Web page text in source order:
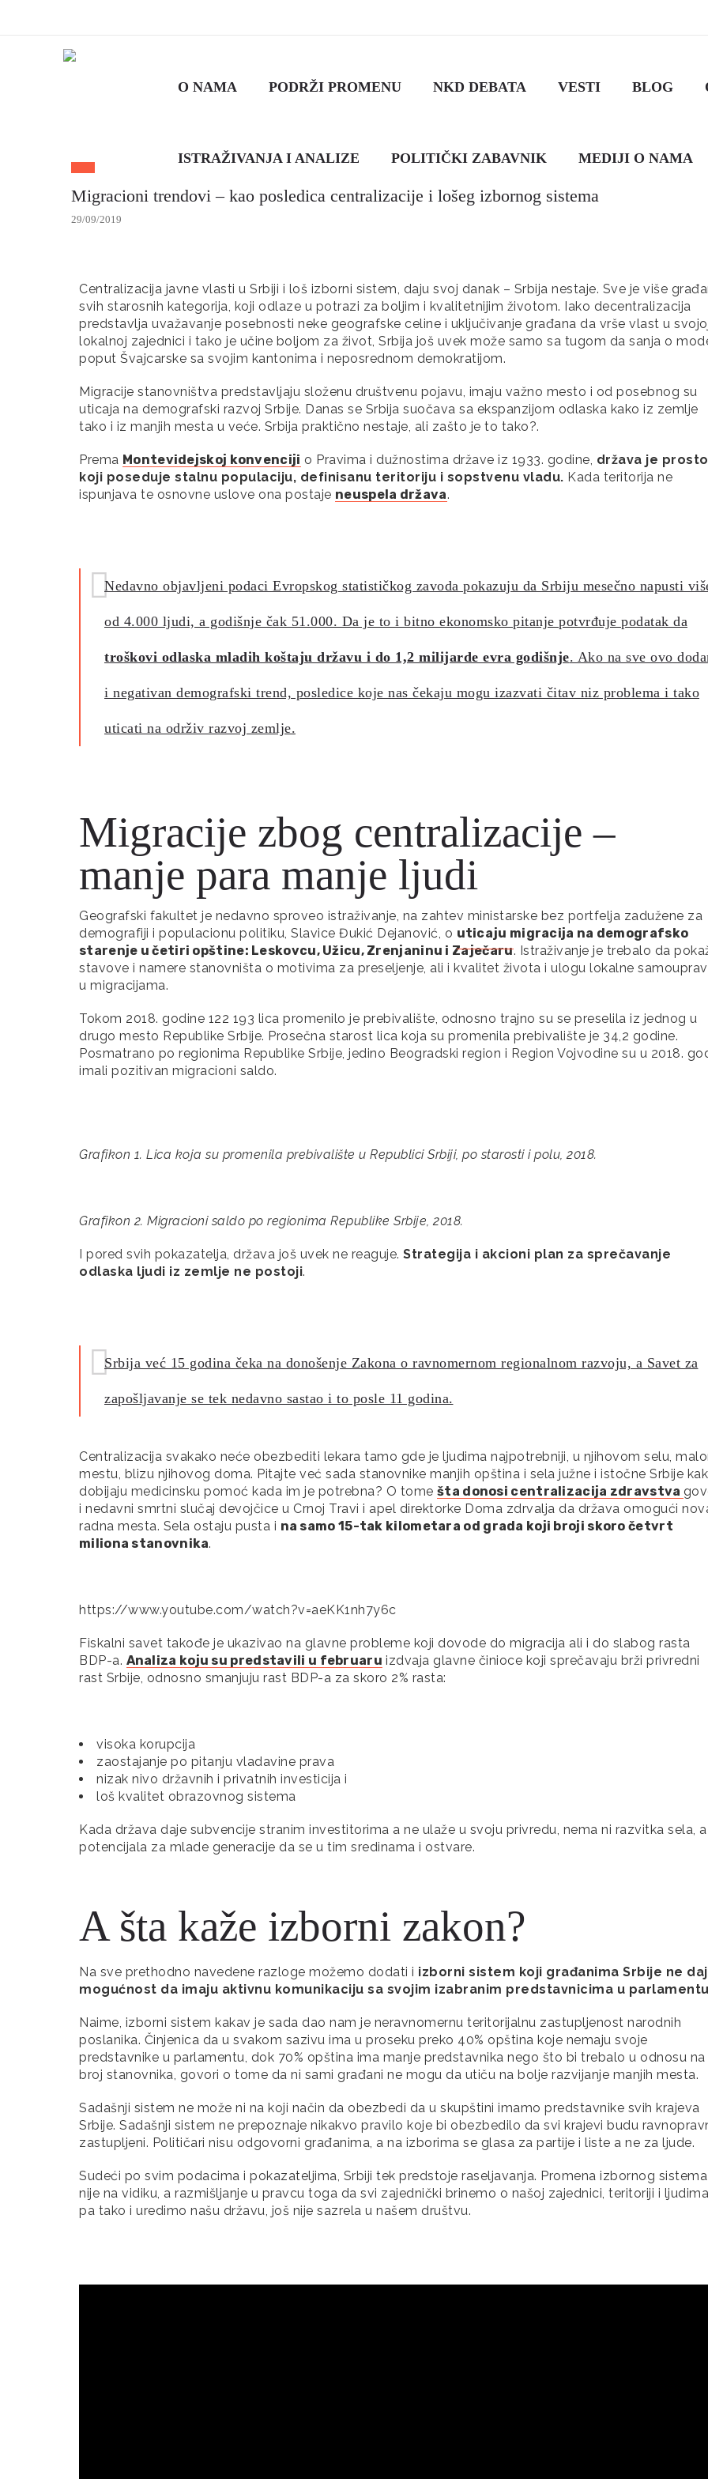
O NAMA PODRŽI PROMENU NKD DEBATA VESTI BLOG
ISTRAŽIVANJA I ANALIZE POLITIČKI ZABAVNIK MEDIJI O NAMA
Migracioni trendovi – kao posledica centralizacije i lošeg izbornog sistema
29/09/2019
Centralizacija javne vlasti u Srbiji i loš izborni sistem, daju svoj danak – Srbija nestaje. Sve je više
svih starosnih kategorija, koji odlaze u potrazi za boljim i kvalitetnijim životom. Iako decentralizacija
predstavlja uvažavanje posebnosti neke geografske celine i uključivanje građana da vrše vlast u
lokalnoj zajednici i tako je učine boljom za život, Srbija još uvek može samo sa tugom da sanja o
poput Švajcarske sa svojim kantonima i neposrednom demokratijom.
Migracije stanovništva predstavljaju složenu društvenu pojavu, imaju važno mesto i od posebnog su
uticaja na demografski razvoj Srbije. Danas se Srbija suočava sa ekspanzijom odlaska kako iz zemlje
tako i iz manjih mesta u veće. Srbija praktično nestaje, ali zašto je to tako?.
Prema Montevidejskoj konvenciji o Pravima i dužnostima države iz 1933. godine, država je
koji poseduje stalnu populaciju, definisanu teritoriju i sopstvenu vladu. Kada teritorija ne
ispunjava te osnovne uslove ona postaje neuspela država.
Nedavno objavljeni podaci Evropskog statističkog zavoda pokazuju da Srbiju mesečno napusti
od 4.000 ljudi, a godišnje čak 51.000. Da je to i bitno ekonomsko pitanje potvrđuje podatak da
troškovi odlaska mladih koštaju državu i do 1,2 milijarde evra godišnje. Ako na sve ovo
i negativan demografski trend, posledice koje nas čekaju mogu izazvati čitav niz problema i tako
uticati na održiv razvoj zemlje.
Migracije zbog centralizacije –
manje para manje ljudi
Geografski fakultet je nedavno sproveo istraživanje, na zahtev ministarske bez portfelja zadužene za
demografiji i populacionu politiku, Slavice Đukić Dejanović, o uticaju migracija na demografsko
starenje u četiri opštine: Leskovcu, Užicu, Zrenjaninu i Zaječaru. Istraživanje je trebalo da
stavove i namere stanovništa o motivima za preseljenje, ali i kvalitet života i ulogu lokalne
u migracijama.
Tokom 2018. godine 122 193 lica promenilo je prebivalište, odnosno trajno su se preselila iz jednog u
drugo mesto Republike Srbije. Prosečna starost lica koja su promenila prebivalište je 34,2 godine.
Posmatrano po regionima Republike Srbije, jedino Beogradski region i Region Vojvodine su u 2018.
imali pozitivan migracioni saldo.
Grafikon 1. Lica koja su promenila prebivalište u Republici Srbiji, po starosti i polu, 2018.
Grafikon 2. Migracioni saldo po regionima Republike Srbije, 2018.
I pored svih pokazatelja, država još uvek ne reaguje. Strategija i akcioni plan za sprečavanje
odlaska ljudi iz zemlje ne postoji.
Srbija već 15 godina čeka na donošenje Zakona o ravnomernom regionalnom razvoju, a Savet za
zapošljavanje se tek nedavno sastao i to posle 11 godina.
Centralizacija svakako neće obezbediti lekara tamo gde je ljudima najpotrebniji, u njihovom selu,
mestu, blizu njihovog doma. Pitajte već sada stanovnike manjih opština i sela južne i istočne Srbije
dobijaju medicinsku pomoć kada im je potrebna? O tome šta donosi centralizacija zdravstva
i nedavni smrtni slučaj devojčice u Crnoj Travi i apel direktorke Doma zdrvalja da država omogući
radna mesta. Sela ostaju pusta i na samo 15-tak kilometara od grada koji broji skoro četvrt
miliona stanovnika.
https://www.youtube.com/watch?v=aeKK1nh7y6c
Fiskalni savet takođe je ukazivao na glavne probleme koji dovode do migracija ali i do slabog rasta
BDP-a. Analiza koju su predstavili u februaru izdvaja glavne činioce koji sprečavaju brži privredni
rast Srbije, odnosno smanjuju rast BDP-a za skoro 2% rasta:
visoka korupcija
zaostajanje po pitanju vladavine prava
nizak nivo državnih i privatnih investicija i
loš kvalitet obrazovnog sistema
Kada država daje subvencije stranim investitorima a ne ulaže u svoju privredu, nema ni razvitka sela, a
potencijala za mlade generacije da se u tim sredinama i ostvare.
A šta kaže izborni zakon?
Na sve prethodno navedene razloge možemo dodati i izborni sistem koji građanima Srbije ne
mogućnost da imaju aktivnu komunikaciju sa svojim izabranim predstavnicima u parlamentu
Naime, izborni sistem kakav je sada dao nam je neravnomernu teritorijalnu zastupljenost narodnih
poslanika. Činjenica da u svakom sazivu ima u proseku preko 40% opština koje nemaju svoje
predstavnike u parlamentu, dok 70% opština ima manje predstavnika nego što bi trebalo u odnosu na
broj stanovnika, govori o tome da ni sami građani ne mogu da utiču na bolje razvijanje manjih mesta.
Sadašnji sistem ne može ni na koji način da obezbedi da u skupštini imamo predstavnike svih krajeva
Srbije. Sadašnji sistem ne prepoznaje nikakvo pravilo koje bi obezbedilo da svi krajevi budu
zastupljeni. Političari nisu odgovorni građanima, a na izborima se glasa za partije i liste a ne za ljude.
Sudeći po svim podacima i pokazateljima, Srbiji tek predstoje raseljavanja. Promena izbornog sistema
nije na vidiku, a razmišljanje u pravcu toga da svi zajednički brinemo o našoj zajednici, teritoriji i
pa tako i uredimo našu državu, još nije sazrela u našem društvu.